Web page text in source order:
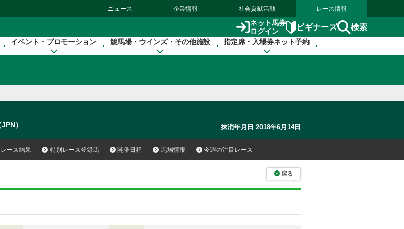
ニュース 企業情報 社会貢献活動 レース情報
ネット馬券
ログイン
ビギナーズ 検索
イベント・プロモーション 競馬場・ウインズ・その他施設 指定席・入場券ネット予約
） 抹消年月日 2018年6月14日
レース結果 特別レース登録馬 開催日程 馬場情報 今週の注目レース
戻る